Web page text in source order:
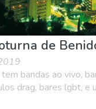
de
bandas ao vivo,
drag, bares lgbt, e